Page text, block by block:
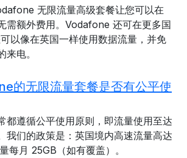
无限流量高级套餐让您可以在
需额外费用。Vodafone 还可在更多国
以像在英国一样使用数据流量，并免
电。
的无限流量套餐是否有公平使
都遵循公平使用原则，即流量使用至达
我们的政策是：英国境内高速流量高达
每月 25GB（如有覆盖）。